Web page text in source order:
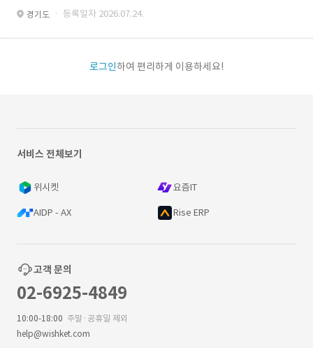
경기도 · 등록일자 2026.07.24.
로그인하여 편리하게 이용하세요!
서비스 전체보기
위시켓 요즘IT
AIDP - AX Rise ERP
고객 문의
02-6925-4849
10:00-18:00 주말·공휴일 제외
help@wishket.com